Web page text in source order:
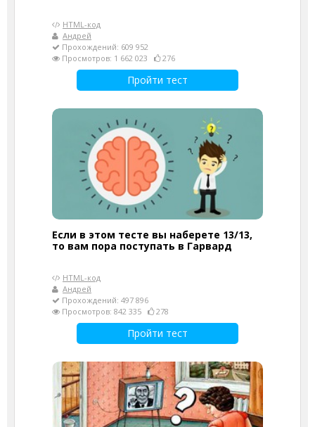
HTML-код
Андрей
Прохождений: 609 952
Просмотров: 1 662 023
276
Пройти тест
Если в этом тесте вы наберете 13/13,
то вам пора поступать в Гарвард
HTML-код
Андрей
Прохождений: 497 896
Просмотров: 842 335
278
Пройти тест